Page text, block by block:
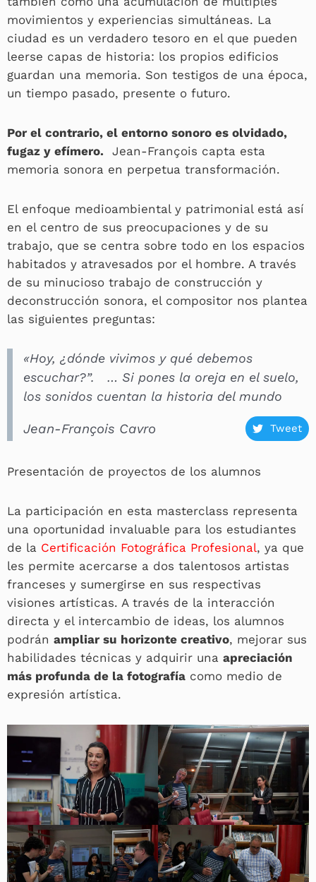
movimientos y experiencias simultáneas. La
ciudad es un verdadero tesoro en el que pueden
leerse capas de historia: los propios edificios
guardan una memoria. Son testigos de una época,
un tiempo pasado, presente o futuro.
Por el contrario, el entorno sonoro es olvidado,
fugaz y efímero. Jean-François capta esta
memoria sonora en perpetua transformación.
El enfoque medioambiental y patrimonial está así
en el centro de sus preocupaciones y de su
trabajo, que se centra sobre todo en los espacios
habitados y atravesados por el hombre. A través
de su minucioso trabajo de construcción y
deconstrucción sonora, el compositor nos plantea
las siguientes preguntas:
«Hoy, ¿dónde vivimos y qué debemos
escuchar?”. … Si pones la oreja en el suelo,
los sonidos cuentan la historia del mundo
Jean-François Cavro Tweet
Presentación de proyectos de los alumnos
La participación en esta masterclass representa
una oportunidad invaluable para los estudiantes
de la Certificación Fotográfica Profesional, ya que
les permite acercarse a dos talentosos artistas
franceses y sumergirse en sus respectivas
visiones artísticas. A través de la interacción
directa y el intercambio de ideas, los alumnos
podrán ampliar su horizonte creativo, mejorar sus
habilidades técnicas y adquirir una apreciación
más profunda de la fotografía como medio de
expresión artística.